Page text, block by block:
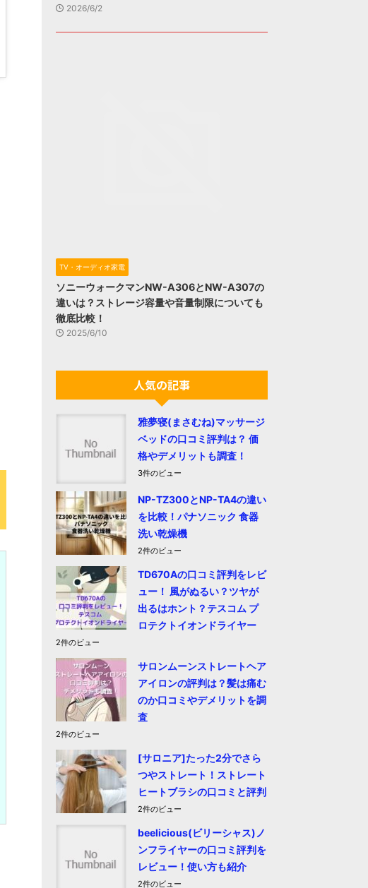
2026/6/2
TV・オーディオ家電
ソニーウォークマンNW-A306とNW-A307の
違いは？ストレージ容量や音量制限についても
徹底比較！
2025/6/10
人気の記事
雅夢寝(まさむね)マッサージ
ベッドの口コミ評判は？ 価
格やデメリットも調査！
3件のビュー
NP-TZ300とNP-TA4の違い
を比較！パナソニック 食器
洗い乾燥機
2件のビュー
TD670Aの口コミ評判をレビ
ュー！ 風がぬるい？ツヤが
出るはホント？テスコム プ
ロテクトイオンドライヤー
2件のビュー
サロンムーンストレートヘア
アイロンの評判は？髪は痛む
のか口コミやデメリットを調
査
2件のビュー
[サロニア]たった2分でさら
つやストレート！ストレート
ヒートブラシの口コミと評判
2件のビュー
beelicious(ビリーシャス)ノ
ンフライヤーの口コミ評判を
レビュー！使い方も紹介
2件のビュー